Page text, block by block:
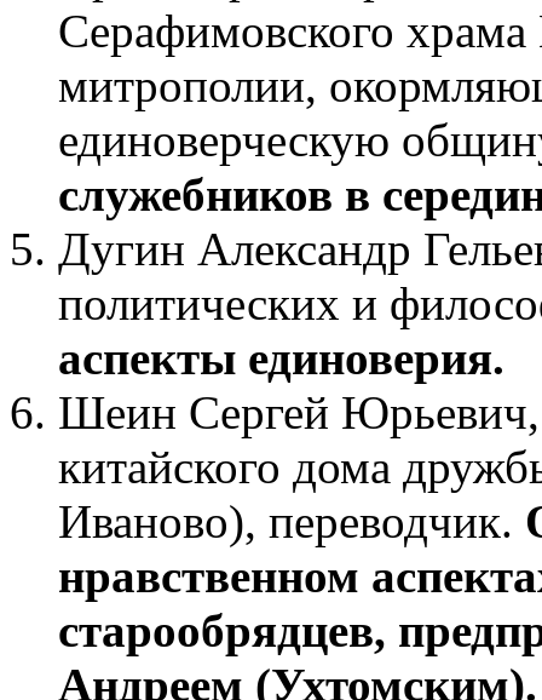
Серафимовского
митрополии,
единоверческую
служебников в
Дугин Александр
политических и
аспекты единоверия.
Шеин Сергей Юрьевич,
китайского дома
Иваново), переводчик.
нравственном
старообрядцев,
Андреем (Ухтомским).